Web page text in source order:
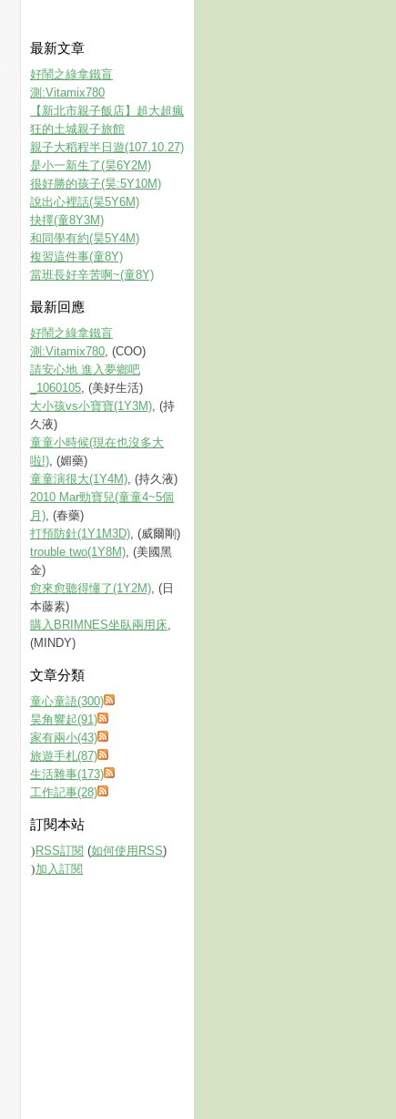
最新文章
好鬧之綠拿鐵盲
測:Vitamix780
【新北市親子飯店】超大超瘋
狂的土城親子旅館
親子大稻程半日遊(107.10.27)
是小一新生了(昊6Y2M)
很好勝的孩子(昊:5Y10M)
說出心裡話(昊5Y6M)
抉擇(童8Y3M)
和同學有約(昊5Y4M)
複習這件事(童8Y)
當班長好辛苦啊~(童8Y)
最新回應
好鬧之綠拿鐵盲
測:Vitamix780, (COO)
請安心地 進入夢鄉吧
_1060105, (美好生活)
大小孩vs小寶寶(1Y3M), (持
久液)
童童小時候(現在也沒多大
啦!), (媚藥)
童童演很大(1Y4M), (持久液)
2010 Mar勁寶兒(童童4~5個
月), (春藥)
打預防針(1Y1M3D), (威爾剛)
trouble two(1Y8M), (美國黑
金)
愈來愈聽得懂了(1Y2M), (日
本藤素)
購入BRIMNES坐臥兩用床,
(MINDY)
文章分類
童心童語(300)
昊角響起(91)
家有兩小(43)
旅遊手札(87)
生活雜事(173)
工作記事(28)
訂閱本站
RSS訂閱 (如何使用RSS)
加入訂閱